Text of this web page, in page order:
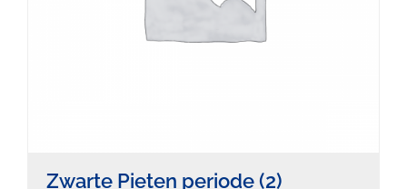
Zwarte Pieten periode(2)